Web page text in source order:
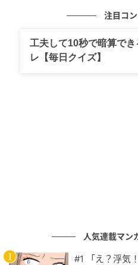
注目コ
工夫して10秒で暗算で
レ【毎日クイズ】
人気連載マン
#1 「え？浮気